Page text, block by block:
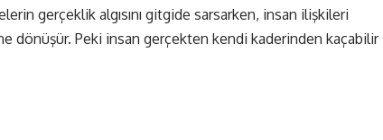
gerçeklik algısını gitgide sarsarken, insan ilişkileri
dönüşür. Peki insan gerçekten kendi kaderinden kaçabilir